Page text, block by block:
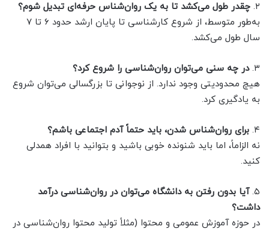
۲. چقدر طول می‌کشد تا به یک روان‌شناس حرفه‌ای تبدیل شوم؟
به‌طور متوسط، از شروع کارشناسی تا پایان ارشد حدود ۶ تا ۷
سال طول می‌کشد.
۳. در چه سنی می‌توان روان‌شناسی را شروع کرد؟
هیچ محدودیتی وجود ندارد. از نوجوانی تا بزرگسالی می‌توان شروع
به یادگیری کرد.
۴. برای روان‌شناس شدن، باید حتماً آدم اجتماعی باشم؟
نه الزاماً، اما باید شنونده خوبی باشید و بتوانید با افراد همدلی
کنید.
۵. آیا بدون رفتن به دانشگاه می‌توان در روان‌شناسی درآمد
داشت؟
در حوزه آموزش عمومی و محتوا (مثلاً تولید محتوا روان‌شناسی در